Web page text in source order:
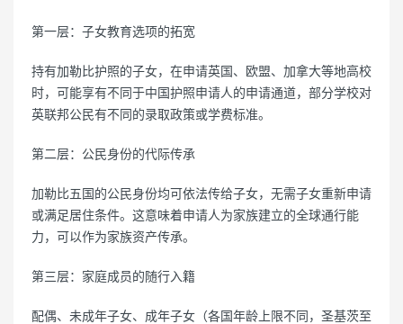
第一层：子女教育选项的拓宽
持有加勒比护照的子女，在申请英国、欧盟、加拿大等地高校
时，可能享有不同于中国护照申请人的申请通道，部分学校对
英联邦公民有不同的录取政策或学费标准。
第二层：公民身份的代际传承
加勒比五国的公民身份均可依法传给子女，无需子女重新申请
或满足居住条件。这意味着申请人为家族建立的全球通行能
力，可以作为家族资产传承。
第三层：家庭成员的随行入籍
配偶、未成年子女、成年子女（各国年龄上限不同，圣基茨至